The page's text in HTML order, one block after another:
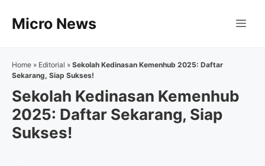
Micro News
Home » Editorial » Sekolah Kedinasan Kemenhub 2025: Daftar
Sekarang, Siap Sukses!
Sekolah Kedinasan Kemenhub
2025: Daftar Sekarang, Siap
Sukses!